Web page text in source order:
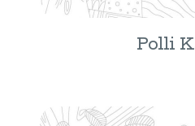
Polli